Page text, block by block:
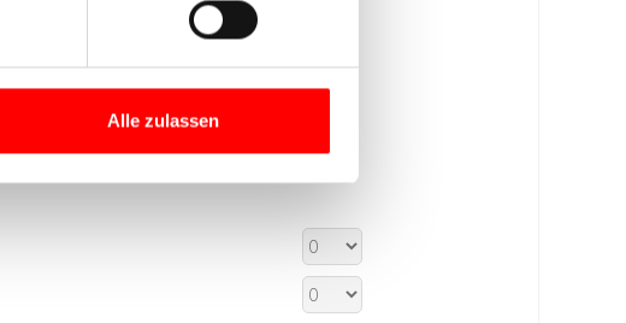
Alle zulassen